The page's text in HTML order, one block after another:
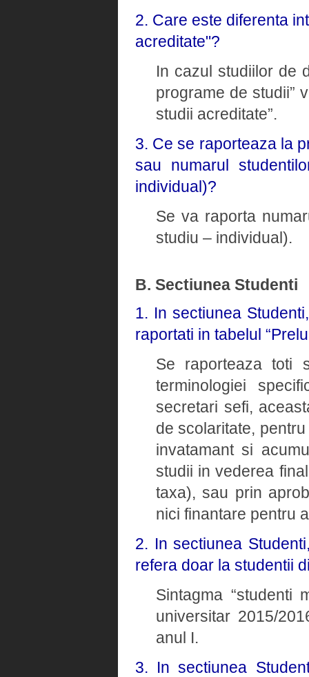
2. Care este diferenta
acreditate"?
In cazul studiilor de
programe de studii”
studii acreditate”.
3. Ce se raporteaza la
sau numarul
individual)?
Se va raporta
studiu – individual).
B. Sectiunea Studenti
1. In sectiunea
raportati in tabelul
Se raporteaza toti
terminologiei
secretari sefi,
de scolaritate,
invatamant si
studii in vederea
taxa), sau prin
nici finantare pentru
2. In sectiunea
refera doar la studentii
Sintagma “studenti
universitar 2015/
anul I.
3. In sectiunea